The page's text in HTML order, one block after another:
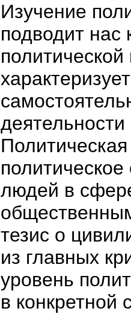
Изучение
подводит
Политическая
людей в
тезис о
из главных
уровень
в конкретной